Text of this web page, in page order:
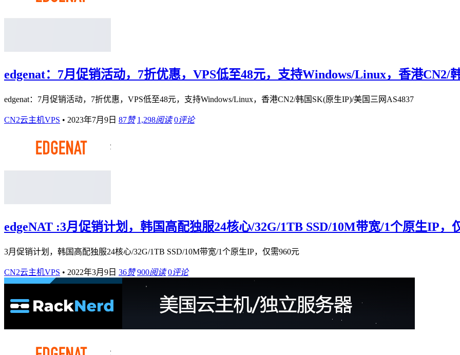
edgenat：7月促销活动，7折优惠，VPS低至48元，支持Windows/Linux，香港CN2/
edgenat：7月促销活动，7折优惠，VPS低至48元，支持Windows/Linux，香港CN2/韩国SK(原生IP)/美国三网AS4837
CN2云主机VPS • 2023年7月9日 87赞 1,298阅读 0评论
edgeNAT :3月促销计划，韩国高配独服24核心/32G/1TB SSD/10M带宽/1个原生IP，
3月促销计划，韩国高配独服24核心/32G/1TB SSD/10M带宽/1个原生IP，仅需960元
CN2云主机VPS • 2022年3月9日 36赞 900阅读 0评论